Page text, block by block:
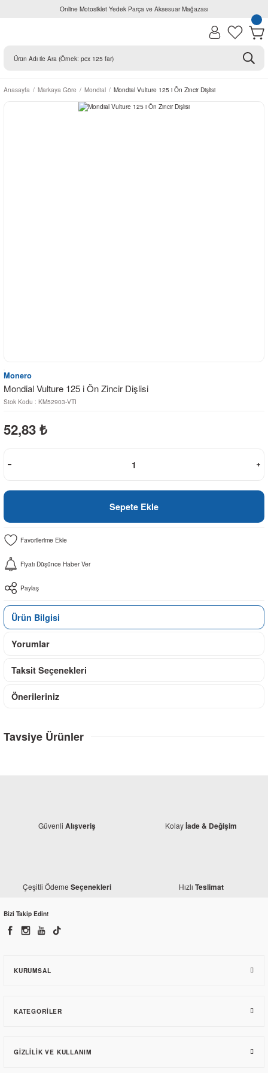
Online Motosiklet Yedek Parça ve Aksesuar Mağazası
Anasayfa Markaya Göre Mondial Mondial Vulture 125 i Ön Zincir Dişlisi
Monero
Mondial Vulture 125 i Ön Zincir Dişlisi
Stok Kodu : KM52903-VTI
52,83 ₺
Sepete Ekle
Fiyatı Düşünce Haber Ver
Paylaş
Ürün Bilgisi
Yorumlar
Taksit Seçenekleri
Önerileriniz
Tavsiye Ürünler
Mondial Vulture 125 i Sol Arka Basamak
Güvenli Alışveriş Kolayİade & Değişim
Çeşitli Ödeme Seçenekleri Hızlı Teslimat
Bizi Takip Edin!
KURUMSAL
KATEGORILER
GIZLILIK VE KULLANIM